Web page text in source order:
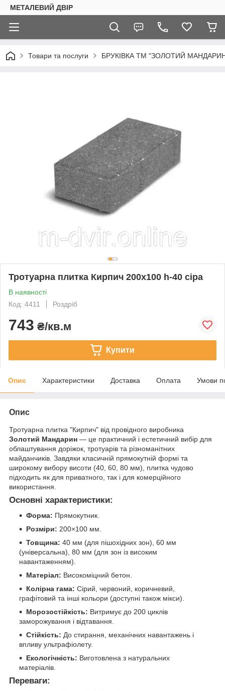
МЕТАЛЕВИЙ ДВІР
Товари та послуги БРУКІВКА ТМ "ЗОЛОТИЙ
Тротуарна плитка Кирпич 200х100 h-40 сіра
В наявності
Код: 4411
Роздріб
743 ₴/кв.м
Купити
Опис Характеристики Доставка Оплата Умови
Опис
Тротуарна плитка "Кирпич" від провідного виробника
Золотий Мандарин — це практичний і естетичний вибір для
облаштування доріжок, тротуарів та різноманітних
майданчиків. Завдяки класичній прямокутній формі та
широкому вибору висоти (40, 60, 80 мм), плитка чудово
підходить як для приватного, так і для комерційного
використання.
Основні характеристики:
Форма: Прямокутник.
Розміри: 200×100 мм.
Товщина: 40 мм (для пішохідних зон), 60 мм
(універсальна), 80 мм (для зон із високим
навантаженням).
Матеріал: Високоміцний бетон.
Колірна гама: Сірий, червоний, коричневий,
графітовий та інші кольори (доступні також мікси).
Морозостійкість: Витримує до 200 циклів
заморожування і відтавання.
Стійкість: До стирання, механічних навантажень і
впливу ультрафіолету.
Екологічність: Виготовлена з натуральних
матеріалів.
Переваги: